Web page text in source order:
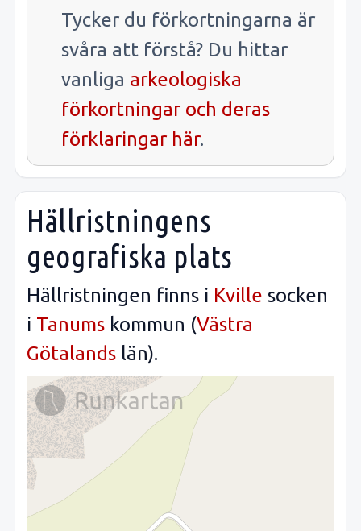
Tycker du förkortningarna är
svåra att förstå? Du hittar
vanliga arkeologiska
förkortningar och deras
förklaringar här.
Hällristningens
geografiska plats
Hällristningen finns i Kville socken
i Tanums kommun (Västra
Götalands län).